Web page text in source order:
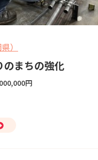
）
のまちの強化
円